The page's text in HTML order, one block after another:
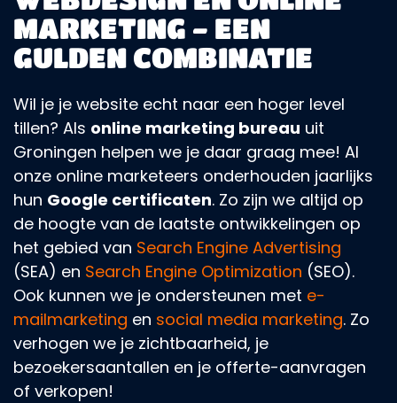
MARKETING - EEN
GULDEN COMBINATIE
Wil je je website echt naar een hoger level
tillen? Als online marketing bureau uit
Groningen helpen we je daar graag mee! Al
onze online marketeers onderhouden jaarlijks
hun Google certificaten. Zo zijn we altijd op
de hoogte van de laatste ontwikkelingen op
het gebied van Search Engine Advertising
(SEA) en Search Engine Optimization (SEO).
Ook kunnen we je ondersteunen met e-
mailmarketing en social media marketing. Zo
verhogen we je zichtbaarheid, je
bezoekersaantallen en je offerte-aanvragen
of verkopen!